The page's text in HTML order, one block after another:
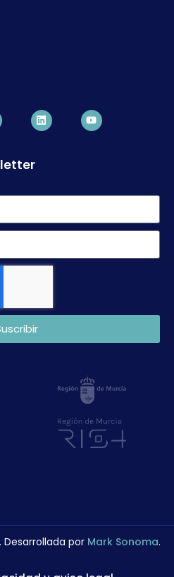
Desarrollada por Mark Sonoma.